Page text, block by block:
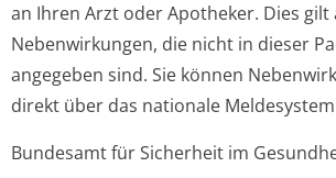
an Ihren Arzt oder Apotheker. Dies gilt
Nebenwirkungen, die nicht in dieser
angegeben sind. Sie können
direkt über das nationale
Bundesamt für Sicherheit im